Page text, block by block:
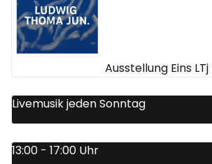
Ausstellung Eins LTj
Livemusik jeden Sonntag
13:00 - 17:00 Uhr